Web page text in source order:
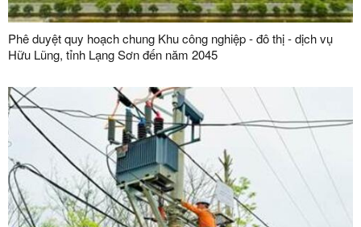
Phê duyệt quy hoạch chung Khu công nghiệp - đô thị - dịch vụ
Hữu Lũng, tỉnh Lạng Sơn đến năm 2045